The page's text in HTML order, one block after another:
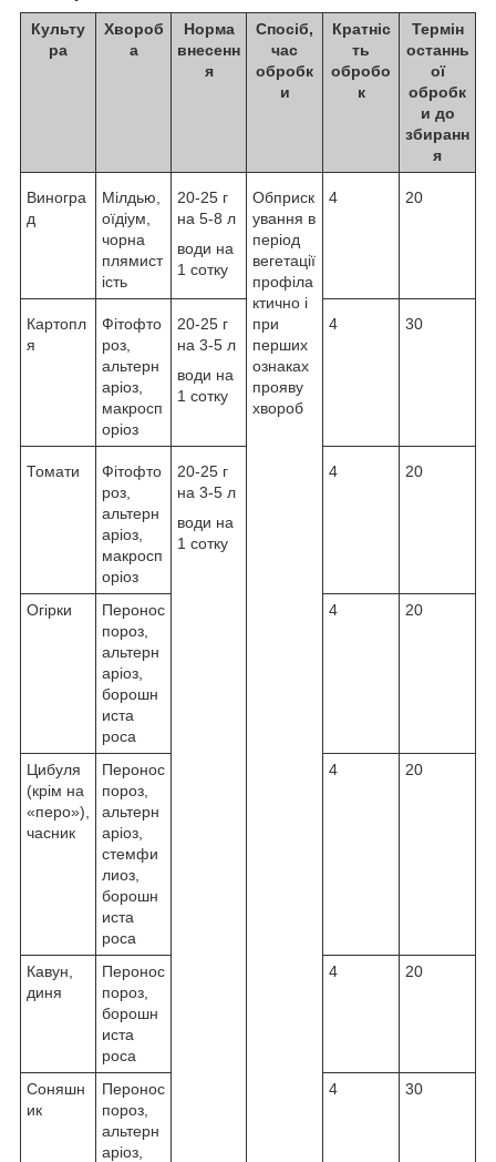
Культу
ра
Хвороб
а
Норма
внесенн
я
Спосіб,
час
обробк
и
Кратніс
ть
обробо
к
Термін
останнь
ої
обробк
и до
збиранн
я
Виногра
д
Мілдью,
оїдіум,
чорна
плямист
ість
20-25 г
на 5-8 л
води на
1 сотку
Обприск
ування в
період
вегетації
профіла
ктично і
при
перших
ознаках
прояву
хвороб
4 20
Картопл
я
Фітофто
роз,
альтерн
аріоз,
макросп
оріоз
20-25 г
на 3-5 л
води на
1 сотку
4 30
Томати
Фітофто
роз,
альтерн
аріоз,
макросп
оріоз
20-25 г
на 3-5 л
води на
1 сотку
4 20
Огірки
Перонос
пороз,
альтерн
аріоз,
борошн
иста
роса
4 20
Цибуля
(крім на
«перо»),
часник
Перонос
пороз,
альтерн
аріоз,
стемфи
лиоз,
борошн
иста
роса
4 20
Кавун,
диня
Перонос
пороз,
борошн
иста
роса
4 20
Соняшн
ик
Перонос
пороз,
альтерн
аріоз,
4 30